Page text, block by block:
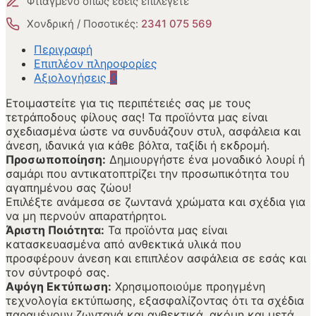
Χονδρική / Ποσοτικές: 2341 075 569
Περιγραφή
Επιπλέον πληροφορίες
Αξιολογήσεις 0
Ετοιμαστείτε για τις περιπέτειές σας με τους
τετράποδους φίλους σας! Τα προϊόντα μας είναι
σχεδιασμένα ώστε να συνδυάζουν στυλ, ασφάλεια και
άνεση, ιδανικά για κάθε βόλτα, ταξίδι ή εκδρομή.
Προσωποποίηση: Δημιουργήστε ένα μοναδικό λουρί ή
σαμάρι που αντικατοπτρίζει την προσωπικότητα του
αγαπημένου σας ζώου!
Επιλέξτε ανάμεσα σε ζωντανά χρώματα και σχέδια για
να μη περνούν απαρατήρητοι.
Άριστη Ποιότητα: Τα προϊόντα μας είναι
κατασκευασμένα από ανθεκτικά υλικά που
προσφέρουν άνεση και επιπλέον ασφάλεια σε εσάς και
τον σύντροφό σας.
Αψόγη Εκτύπωση: Χρησιμοποιούμε προηγμένη
τεχνολογία εκτύπωσης, εξασφαλίζοντας ότι τα σχέδια